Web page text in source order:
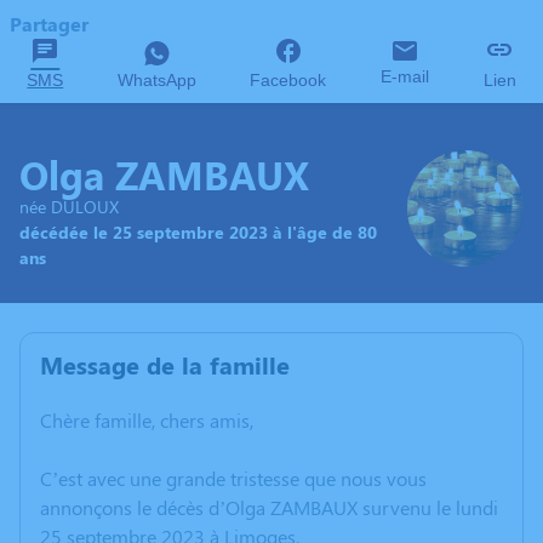
Partager
SMS WhatsApp Facebook E-mail Lien
Olga ZAMBAUX
née DULOUX
décédée le 25 septembre 2023 à l'âge de 80
ans
Message de la famille
Chère famille, chers amis,
C’est avec une grande tristesse que nous vous
annonçons le décès d’Olga ZAMBAUX survenu le lundi
25 septembre 2023 à Limoges.